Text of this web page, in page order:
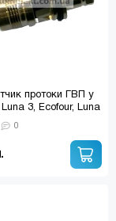
протоки ГВП у
Luna 3, Ecofour, Luna
ECA,
PROTHERM,
MORA TOP,
(оригінал)
0